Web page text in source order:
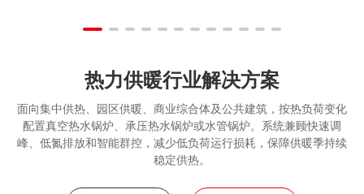
热力供暖行业解决方案
面向集中供热、园区供暖、商业综合体及公共建筑，按热负荷变化
配置真空热水锅炉、承压热水锅炉或水管锅炉。系统兼顾快速调
峰、低氮排放和智能群控，减少低负荷运行损耗，保障供暖季持续
稳定供热。